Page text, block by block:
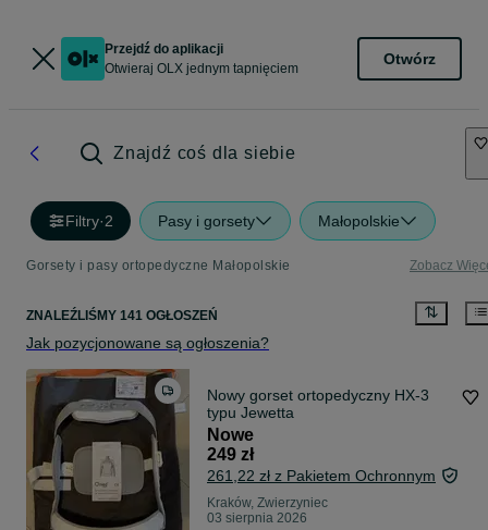
Przejdź do aplikacji
Otwieraj OLX jednym tapnięciem
Otwórz
Znajdź coś dla siebie
Filtry·2 Pasy i gorsety Małopolskie
Gorsety i pasy ortopedyczne Małopolskie Zobacz
ZNALEŹLIŚMY 141 OGŁOSZEŃ
Jak pozycjonowane są ogłoszenia?
Nowy gorset ortopedyczny HX-3
typu Jewetta
Nowe
249 zł
261,22 zł z Pakietem Ochronnym
Kraków, Zwierzyniec
03 sierpnia 2026